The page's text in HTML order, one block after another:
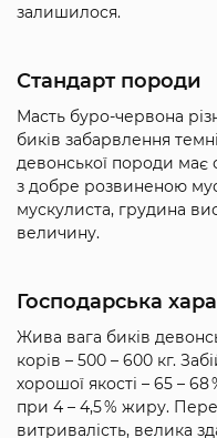
залишилося.
Стандарт породи
Масть буро-червона
биків забарвлення
девонської породи
з добре розвиненою
мускулиста, грудина
величину.
Господарська
Жива вага биків
корів – 500 – 600 кг.
хорошої якості – 65 – 68
при 4 – 4,5 % жиру.
витривалість, велика